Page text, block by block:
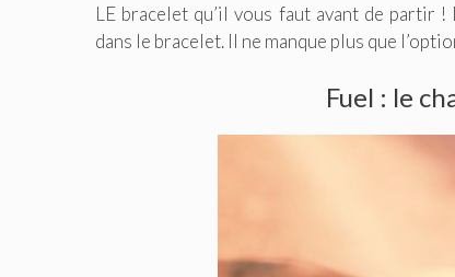
LE bracelet qu’il vous faut avant de
dans le bracelet. Il ne manque plus que
Fuel : le